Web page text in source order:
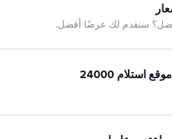
سنقدم لك عرضًا أفضل.